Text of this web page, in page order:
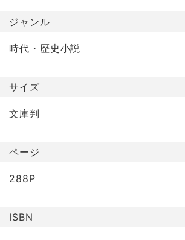
ジャンル
時代・歴史小説
サイズ
文庫判
ページ
288P
ISBN